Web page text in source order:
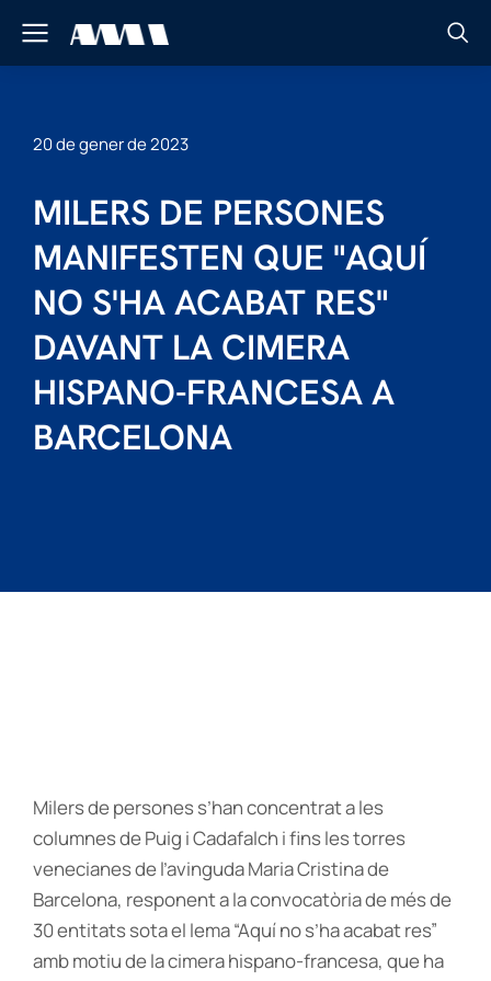
20 de gener de 2023
MILERS DE PERSONES
MANIFESTEN QUE "AQUÍ
NO S'HA ACABAT RES"
DAVANT LA CIMERA
HISPANO-FRANCESA A
BARCELONA
Milers de persones s’han concentrat a les
columnes de Puig i Cadafalch i fins les torres
venecianes de l’avinguda Maria Cristina de
Barcelona, responent a la convocatòria de més de
30 entitats sota el lema “Aquí no s’ha acabat res”
amb motiu de la cimera hispano-francesa, que ha